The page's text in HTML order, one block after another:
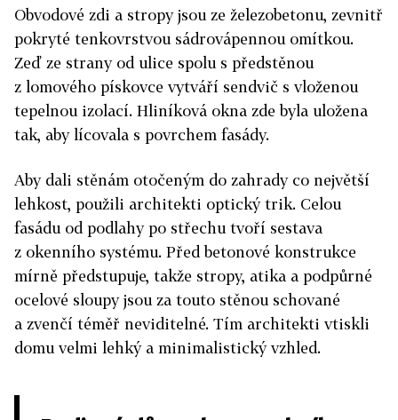
Obvodové zdi a stropy jsou ze železobetonu, zevnitř
pokryté tenkovrstvou sádrovápennou omítkou.
Zeď ze strany od ulice spolu s předstěnou
z lomového pískovce vytváří sendvič s vloženou
tepelnou izolací. Hliníková okna zde byla uložena
tak, aby lícovala s povrchem fasády.
Aby dali stěnám otočeným do zahrady co největší
lehkost, použili architekti optický trik. Celou
fasádu od podlahy po střechu tvoří sestava
z okenního systému. Před betonové konstrukce
mírně předstupuje, takže stropy, atika a podpůrné
ocelové sloupy jsou za touto stěnou schované
a zvenčí téměř neviditelné. Tím architekti vtiskli
domu velmi lehký a minimalistický vzhled.